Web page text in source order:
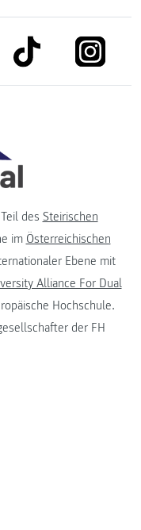
linkedinlink to tiktok link to
des Steirischen
im Österreichischen
Ebene mit
Alliance For Dual
Hochschule.
der FH